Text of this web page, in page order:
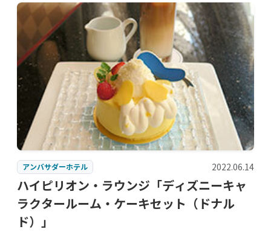
アンバサダーホテル 2022.06.14
ハイピリオン・ラウンジ「ディズニーキャ
ラクタールーム・ケーキセット（ドナル
ド）」